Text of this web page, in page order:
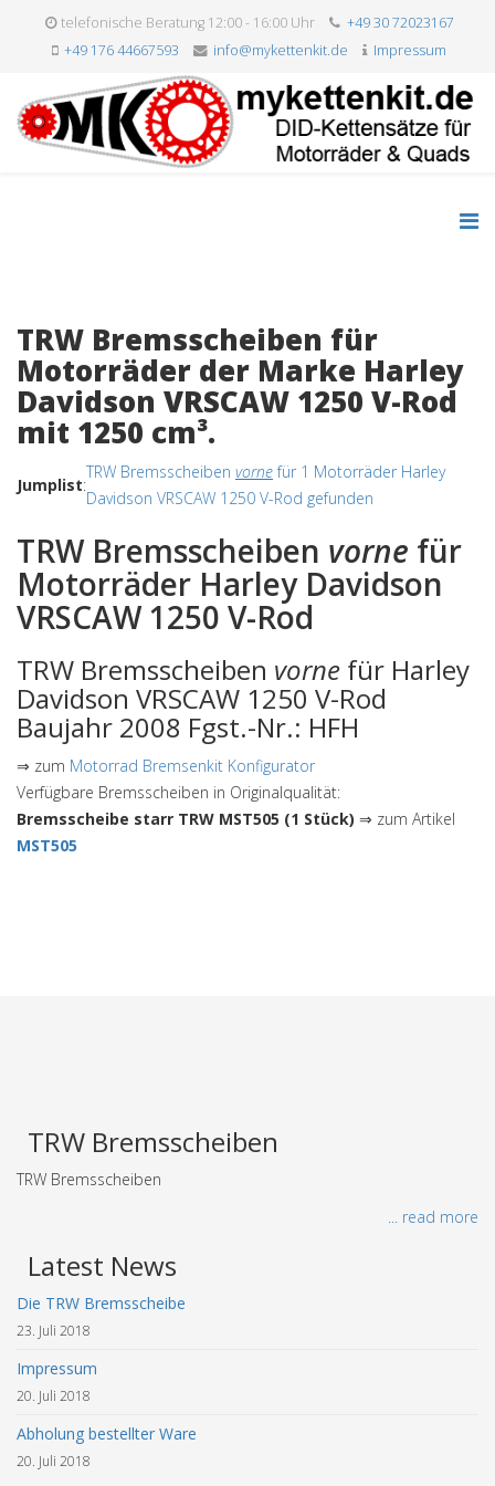
telefonische Beratung 12:00 - 16:00 Uhr
+49 30 72023167
+49 176 44667593
info@mykettenkit.de Impressum
TRW Bremsscheiben für
Motorräder der Marke Harley
Davidson VRSCAW 1250 V-Rod
mit 1250 cm³.
Jumplist:
TRW Bremsscheiben vornefür 1 Motorräder Harley
Davidson VRSCAW 1250 V-Rod gefunden
TRW Bremsscheiben vorne für
Motorräder Harley Davidson
VRSCAW 1250 V-Rod
TRW Bremsscheiben vorne für Harley
Davidson VRSCAW 1250 V-Rod
Baujahr 2008 Fgst.-Nr.: HFH
⇒ zum Motorrad Bremsenkit Konfigurator
Verfügbare Bremsscheiben in Originalqualität:
Bremsscheibe starr TRW MST505 (1 Stück) ⇒ zum Artikel
MST505
TRW Bremsscheiben
TRW Bremsscheiben
... read more
Latest News
Die TRW Bremsscheibe
23. Juli 2018
Impressum
20. Juli 2018
Abholung bestellter Ware
20. Juli 2018